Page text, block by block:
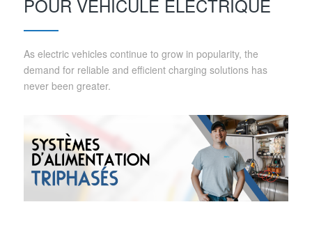
POUR VÉHICULE ÉLECTRIQUE
As electric vehicles continue to grow in popularity, the
demand for reliable and efficient charging solutions has
never been greater.